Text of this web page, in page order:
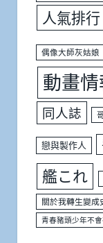
人氣排行
偶像大師灰姑娘
動畫
同人誌
戀與製作人
艦これ
關於我轉生變成
青春豬頭少年不